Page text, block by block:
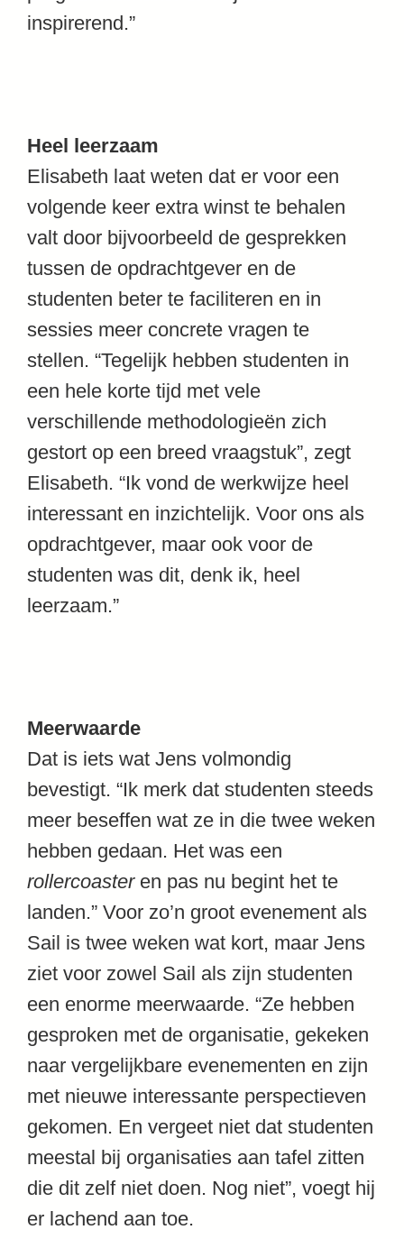
inspirerend.”
Heel leerzaam
Elisabeth laat weten dat er voor een
volgende keer extra winst te behalen
valt door bijvoorbeeld de gesprekken
tussen de opdrachtgever en de
studenten beter te faciliteren en in
sessies meer concrete vragen te
stellen. “Tegelijk hebben studenten in
een hele korte tijd met vele
verschillende methodologieën zich
gestort op een breed vraagstuk”, zegt
Elisabeth. “Ik vond de werkwijze heel
interessant en inzichtelijk. Voor ons als
opdrachtgever, maar ook voor de
studenten was dit, denk ik, heel
leerzaam.”
Meerwaarde
Dat is iets wat Jens volmondig
bevestigt. “Ik merk dat studenten steeds
meer beseffen wat ze in die twee weken
hebben gedaan. Het was een
rollercoasteren pas nu begint het te
landen.” Voor zo’n groot evenement als
Sail is twee weken wat kort, maar Jens
ziet voor zowel Sail als zijn studenten
een enorme meerwaarde. “Ze hebben
gesproken met de organisatie, gekeken
naar vergelijkbare evenementen en zijn
met nieuwe interessante perspectieven
gekomen. En vergeet niet dat studenten
meestal bij organisaties aan tafel zitten
die dit zelf niet doen. Nog niet”, voegt hij
er lachend aan toe.